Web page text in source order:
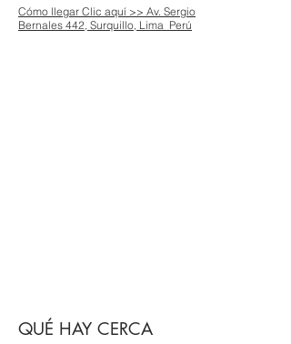
Cómo llegar Clic aquí >> Av. Sergio
Bernales 442, Surquillo, Lima Perú
QUÉ HAY CERCA